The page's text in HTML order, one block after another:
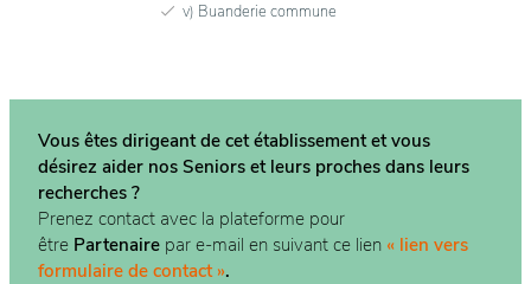
v) Buanderie commune
Vous êtes dirigeant de cet établissement et vous
désirez aider nos Seniors et leurs proches dans leurs
recherches ?
Prenez contact avec la plateforme pour
être Partenaire par e-mail en suivant ce lien « lien vers
formulaire de contact ».